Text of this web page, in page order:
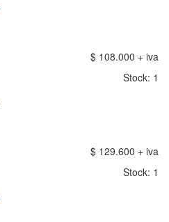
$ 108.000 + iva
Stock: 1
$ 129.600 + iva
Stock: 1